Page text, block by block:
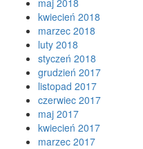
kwiecień 2018
marzec 2018
luty 2018
styczeń 2018
grudzień 2017
listopad 2017
czerwiec 2017
maj 2017
kwiecień 2017
marzec 2017